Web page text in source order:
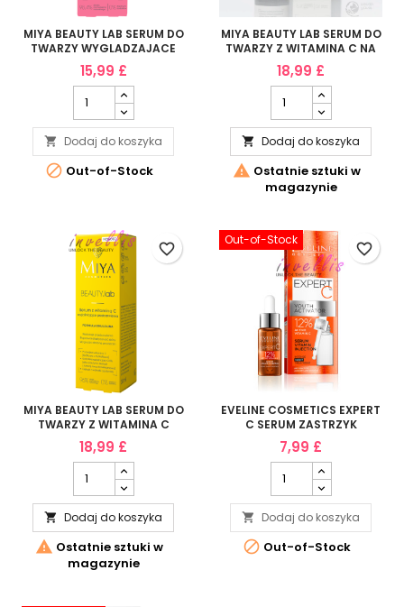
MIYA BEAUTY LAB SERUM DO
TWARZY WYGLADZAJACE
KOMPLEKS ANTI-AGING 5%
30ML
15,99 £
 Dodaj do koszyka
 Out-of-Stock
MIYA BEAUTY LAB SERUM DO
TWARZY Z WITAMINA C NA
PRZEBARWIENIA 30ML
18,99 £
 Dodaj do koszyka
 Ostatnie sztuki w
magazynie
MIYA BEAUTY LAB SERUM DO
TWARZY Z WITAMINA C
ROZJASNIAJACE
PRZEBARWIENIA 30ML
18,99 £
 Dodaj do koszyka
 Ostatnie sztuki w
magazynie
favorite_border
Out-of-Stock
EVELINE COSMETICS EXPERT
C SERUM ZASTRZYK
WITAMINOWY NA NOC 18ML
7,99 £
 Dodaj do koszyka
 Out-of-Stock
favorite_border